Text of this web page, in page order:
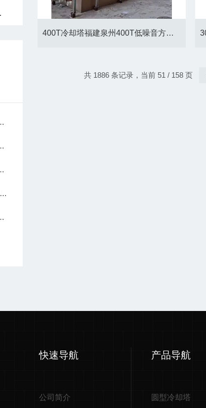
400T冷却塔福建泉州400T低噪音方形冷却塔厂家
共 1886 条记录，当前 51 / 158 页
快速导航
公司简介
产品导航
圆型冷却塔